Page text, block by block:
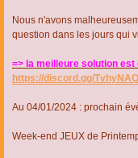
Nous n'avons
question dans les jours qui
=> la meilleure solution
https://discord.gg/TvhyNAQ
Au 04/01/2024 : prochain
Week-end JEUX de